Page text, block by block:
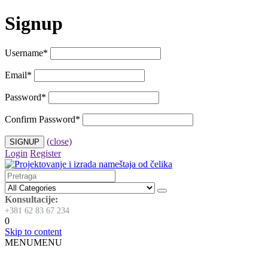
Signup
Username*
Email*
Password*
Confirm Password*
(close)
Login Register
Konsultacije:
+381 62 83 67 234
0
Skip to content
MENUMENU